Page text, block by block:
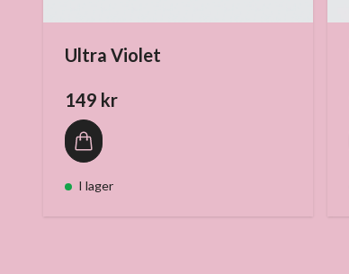
Ultra Violet
149 kr
I lager